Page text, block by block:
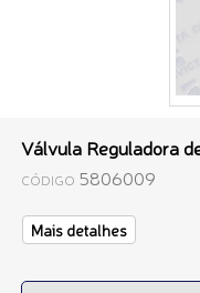
Válvula Reguladora
CÓDIGO 5806009
Mais detalhes